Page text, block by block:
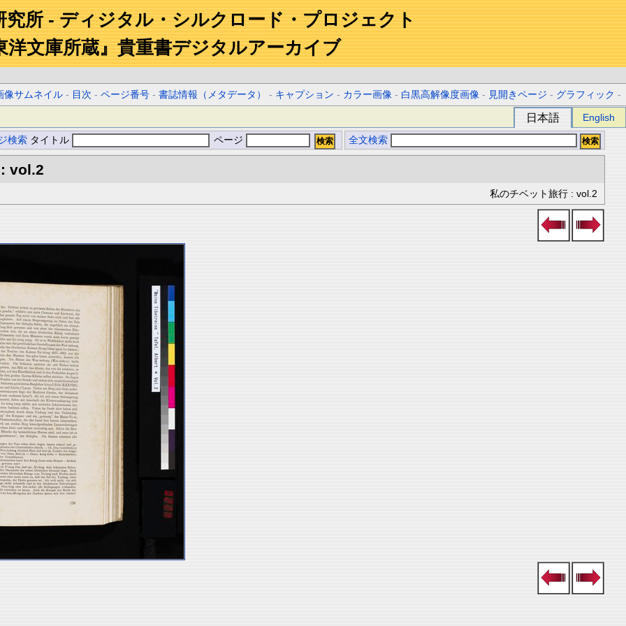
究所 - ディジタル・シルクロード・プロジェクト
洋文庫所蔵』貴重書デジタルアーカイブ
像サムネイル - 目次 -ページ番号 -書誌情報（メタデータ） - キャプション - カラー画像 - 白黒高解像度画像 - 見開きページ - グラフィック -
日本語 English
検索 タイトル ページ 全文検索
vol.2
私のチベット旅行 : vol.2